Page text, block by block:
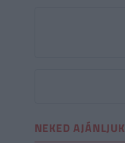
NEKED AJÁNLJUK